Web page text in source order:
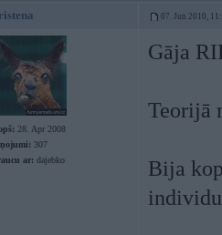
07. Jun 2010,
28. Apr 2008
307
ar: dajebko
Gāja
Teorijā
Bija